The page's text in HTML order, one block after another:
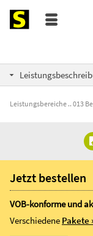
Leistungsbereiche 013
Jetzt bestellen
VOB-konforme und
Verschiedene Pakete